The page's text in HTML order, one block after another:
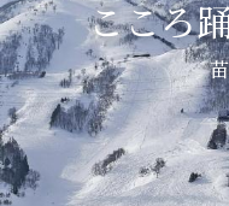
こころ
こころ